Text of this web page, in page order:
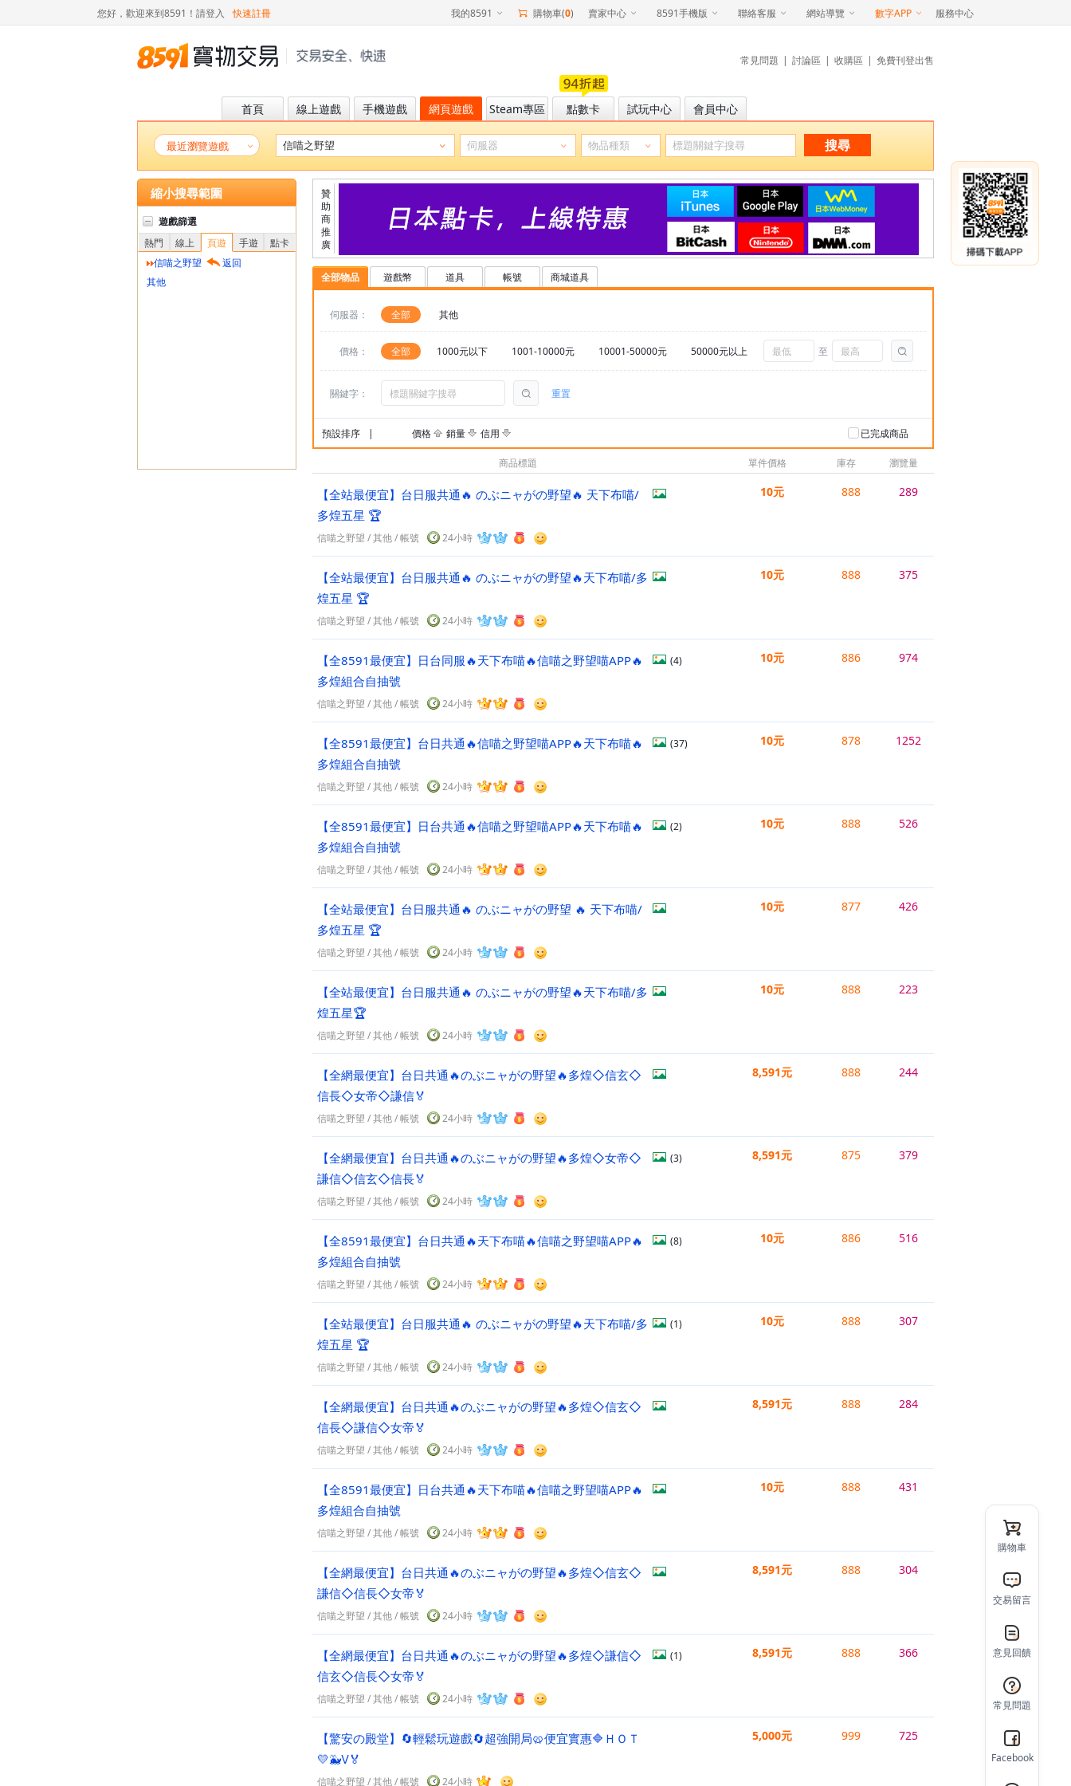
您好，歡迎來到8591！ 請登入 快速註冊 我的8591 購物車(0) 賣家中心 8591手機版 聯絡客服 網站導覽 數字APP 服務中心
常見問題 | 討論區 | 收購區 | 免費刊登出售
首頁 線上遊戲 手機遊戲 網頁遊戲 Steam專區 點數卡 試玩中心 會員中心
最近瀏覽遊戲 搜尋
縮小搜尋範圍
遊戲篩選
熱門
線上 頁遊 手遊
點卡
信喵之野望
返回
其他
贊
助
商
推
廣
全部物品 遊戲幣 道具 帳號 商城道具
伺服器： 全部 其他
價格： 全部 1000元以下 1001-10000元 10001-50000元 50000元以上 至
關鍵字： 重置
預設排序 | 價格 銷量 信用 已完成商品
商品標題 單件價格 庫存 瀏覽量
【全站最便宜】台日服共通🔥 のぶニャがの野望🔥 天下布喵/
多煌五星 🏆
信喵之野望 /其他/帳號 24小時
10元 888 289
【全站最便宜】台日服共通🔥 のぶニャがの野望🔥天下布喵/多
煌五星 🏆
信喵之野望 /其他/帳號 24小時
10元 888 375
【全8591最便宜】日台同服🔥天下布喵🔥信喵之野望喵APP🔥
多煌組合自抽號
(4)
信喵之野望 /其他/帳號 24小時
10元 886 974
【全8591最便宜】台日共通🔥信喵之野望喵APP🔥天下布喵🔥
多煌組合自抽號
(37)
信喵之野望 /其他/帳號 24小時
10元 878 1252
【全8591最便宜】日台共通🔥信喵之野望喵APP🔥天下布喵🔥
多煌組合自抽號
(2)
信喵之野望 /其他/帳號 24小時
10元 888 526
【全站最便宜】台日服共通🔥 のぶニャがの野望 🔥 天下布喵/
多煌五星 🏆
信喵之野望 /其他/帳號 24小時
10元 877 426
【全站最便宜】台日服共通🔥 のぶニャがの野望🔥天下布喵/多
煌五星🏆
信喵之野望 /其他/帳號 24小時
10元 888 223
【全網最便宜】台日共通🔥のぶニャがの野望🔥多煌◇信玄◇
信長◇女帝◇謙信🏅
信喵之野望 /其他/帳號 24小時
8,591元 888 244
【全網最便宜】台日共通🔥のぶニャがの野望🔥多煌◇女帝◇
謙信◇信玄◇信長🏅
(3)
信喵之野望 /其他/帳號 24小時
8,591元 875 379
【全8591最便宜】台日共通🔥天下布喵🔥信喵之野望喵APP🔥
多煌組合自抽號
(8)
信喵之野望 /其他/帳號 24小時
10元 886 516
【全站最便宜】台日服共通🔥 のぶニャがの野望🔥天下布喵/多
煌五星 🏆
(1)
信喵之野望 /其他/帳號 24小時
10元 888 307
【全網最便宜】台日共通🔥のぶニャがの野望🔥多煌◇信玄◇
信長◇謙信◇女帝🏅
信喵之野望 /其他/帳號 24小時
8,591元 888 284
【全8591最便宜】日台共通🔥天下布喵🔥信喵之野望喵APP🔥
多煌組合自抽號
信喵之野望 /其他/帳號 24小時
10元 888 431
【全網最便宜】台日共通🔥のぶニャがの野望🔥多煌◇信玄◇
謙信◇信長◇女帝🏅
信喵之野望 /其他/帳號 24小時
8,591元 888 304
【全網最便宜】台日共通🔥のぶニャがの野望🔥多煌◇謙信◇
信玄◇信長◇女帝🏅
(1)
信喵之野望 /其他/帳號 24小時
8,591元 888 366
【驚安の殿堂】🔄輕鬆玩遊戲🔄超強開局🥨便宜實惠🔷ＨＯＴ
💛🐳Ⅴ🏅
信喵之野望 /其他/帳號 24小時
5,000元 999 725
購物車
交易留言
意見回饋
常見問題
Facebook